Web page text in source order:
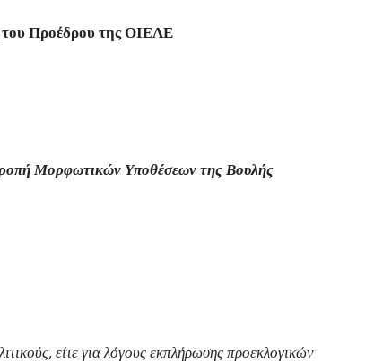
Προέδρου της ΟΙΕΛΕ
Μορφωτικών Υποθέσεων της Βουλής
είτε για λόγους εκπλήρωσης προεκλογικών